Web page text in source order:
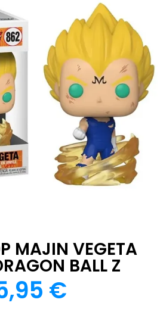
MAJIN VEGETA
BALL Z
€